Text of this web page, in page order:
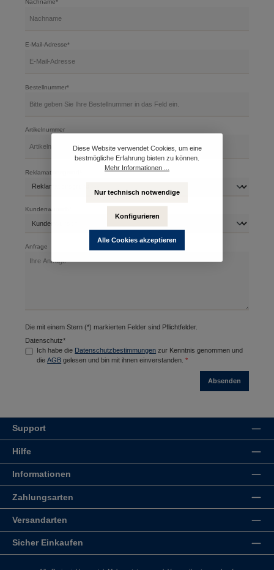
Nachname*
E-Mail-Adresse*
Bestellnummer*
Artikelnummer
Reklamationsgrund*
Kundenwunsch*
Anfrage
Die mit einem Stern (*) markierten Felder sind Pflichtfelder.
Datenschutz*
Ich habe die Datenschutzbestimmungen zur Kenntnis genommen und
dieAGB gelesen und bin mit ihnen einverstanden.*
Absenden
Support
Hilfe
Informationen
Zahlungsarten
Versandarten
Sicher Einkaufen
Diese Website verwendet Cookies, um eine
bestmögliche Erfahrung bieten zu können.
Mehr Informationen ...
Nur technisch notwendige
Konfigurieren
Alle Cookies akzeptieren